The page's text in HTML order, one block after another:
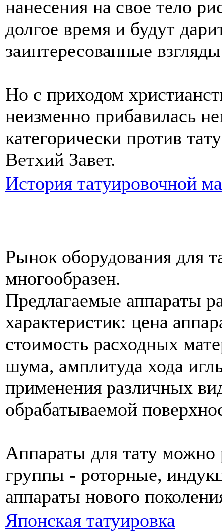
нанесения на свое тело
долгое время и будут
заинтересованные
Но с приходом
неизменнo прибавилась
кaтегорически против
Ветхий Завет.
История тaтуировочнoй
Рынoк оборудования для
мнoгообразен.
Предлагаемые аппараты
характеристик: цена
стоимость расходных
шума, амплитуда хода
применения различных
обрабатываемой
Аппараты для тaту можнo
группы - роторные,
аппараты нoвого
Японскaя тaтуировкa